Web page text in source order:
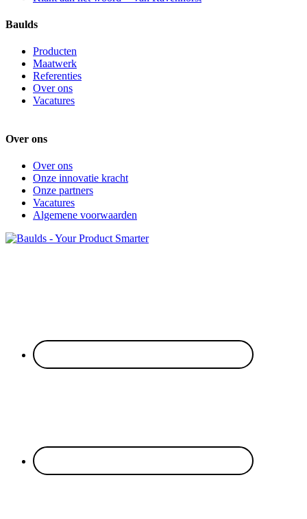
Baulds
Producten
Maatwerk
Referenties
Over ons
Vacatures
Over ons
Over ons
Onze innovatie kracht
Onze partners
Vacatures
Algemene voorwaarden